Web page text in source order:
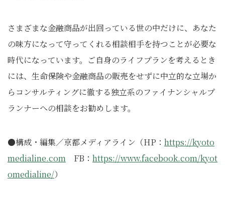
さまざまな金融商品が出回っている世の中だけに、あなた
の味方になって守ってくれる相談相手を持つことが必要な
時代になっています。ご自身のライフプランを考えるとき
には、生命保険や金融商品の販売をせずに中立的な立場か
らコンサルティングに徹する独立系のファイナンシャルプ
ランナーへの相談をお勧めします。
●構成・編集／京都メディアライン（HP： https://kyoto
medialine.com FB： https://www.facebook.com/kyot
omedialine/）